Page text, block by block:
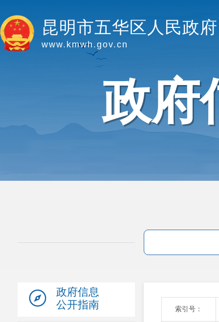
昆明市五华区人民政府
www.kmwh.gov.cn
政府
政府信息
公开指南
索引号：